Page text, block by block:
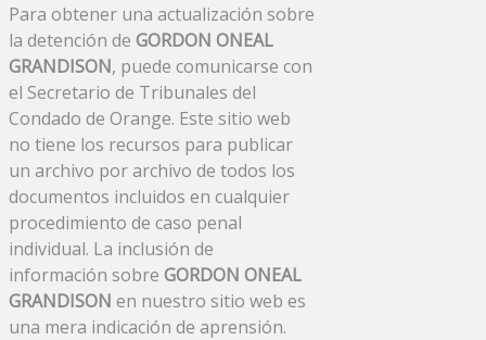
Para obtener una actualización sobre
la detención de GORDON ONEAL
GRANDISON, puede comunicarse con
el Secretario de Tribunales del
Condado de Orange. Este sitio web
no tiene los recursos para publicar
un archivo por archivo de todos los
documentos incluidos en cualquier
procedimiento de caso penal
individual. La inclusión de
información sobre GORDON ONEAL
GRANDISON en nuestro sitio web es
una mera indicación de aprensión.